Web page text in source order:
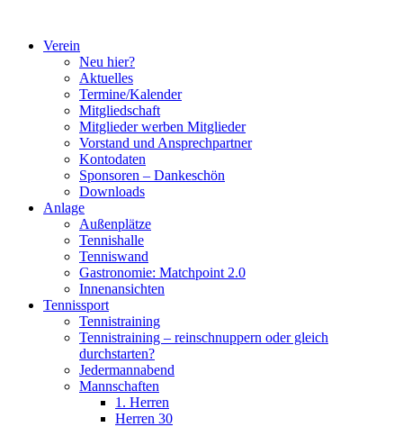
springenVerein
Neu hier?
Aktuelles
Termine/Kalender
Mitgliedschaft
Mitglieder werben Mitglieder
Vorstand und Ansprechpartner
Kontodaten
Sponsoren – Dankeschön
Downloads
Anlage
Außenplätze
Tennishalle
Tenniswand
Gastronomie: Matchpoint 2.0
Innenansichten
Tennissport
Tennistraining
Tennistraining – reinschnuppern oder gleich
durchstarten?
Jedermannabend
Mannschaften
1. Herren
Herren 30